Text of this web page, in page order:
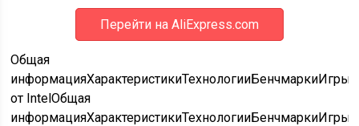
Перейти на AliExpress.com
Общая
от IntelОбщая